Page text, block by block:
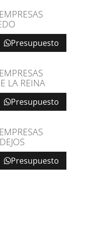
Presupuesto
LA REINA
Presupuesto
Presupuesto